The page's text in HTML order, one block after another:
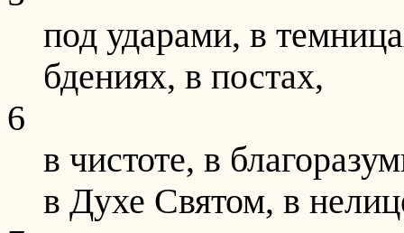
под ударами, в
бдениях, в постах,
6
в чистоте, в
в Духе Святом, в